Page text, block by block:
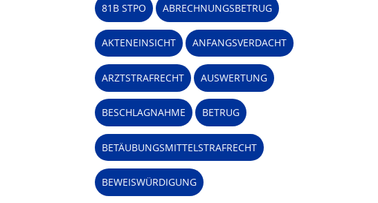
81B STPO ABRECHNUNGSBETRUG
AKTENEINSICHT ANFANGSVERDACHT
ARZTSTRAFRECHT AUSWERTUNG
BESCHLAGNAHME BETRUG
BETÄUBUNGSMITTELSTRAFRECHT
BEWEISWÜRDIGUNG